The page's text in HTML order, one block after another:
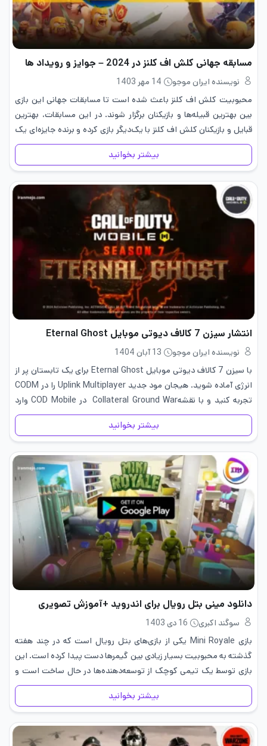
مسابقه جهانی کلش اف کلنز در 2024 – جوایز و رویداد ها
نویسنده ایران موجو
14 مهر 1403
محبوبیت کلش اف کلنز باعث شده است تا مسابقات جهانی این بازی
بین بهترین قبیله‌ها و بازیکنان برگزار شوند. در این مسابقات، بهترین
قبایل و بازیکنان کلش اف کلنز با یک‌دیگر بازی کرده و برنده جایزه‌ای یک
میلیون دلاری دریافت…
بیشتر بخوانید
انتشار سیزن 7 کالاف دیوتی موبایل Eternal Ghost
نویسنده ایران موجو
13 آبان 1404
با سیزن 7 کالاف دیوتی موبایل Eternal Ghost برای یک تابستان پر از
انرژی آماده شوید. هیجان مود جدید Uplink Multiplayer را در CODM
تجربه کنید و با نقشهCollateral Ground War در COD Mobile وارد
نبردهای خودرویی با اکتان بالا…
بیشتر بخوانید
دانلود مینی بتل رویال برای اندروید +آموزش تصویری
سوگند اکبری
16 دی 1403
بازی Mini Royale یکی از بازی‌های بتل رویال است که در چند هفته
گذشته به محبوبیت بسیار زیادی بین گیمرها دست پیدا کرده است. این
بازی توسط یک تیمی کوچک از توسعه‌دهنده‌ها در حال ساخت است و
تنها می‌توانید با…
بیشتر بخوانید